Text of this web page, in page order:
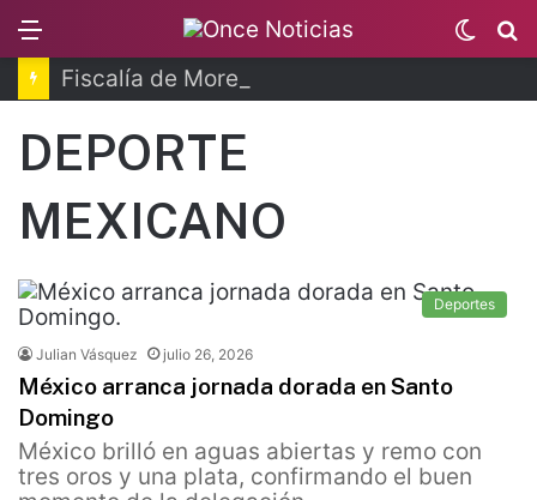
Switch
skin
DEPORTE
MEXICANO
Deportes
Julian Vásquez julio 26, 2026
México arranca jornada dorada en Santo
Domingo
México brilló en aguas abiertas y remo con
tres oros y una plata, confirmando el buen